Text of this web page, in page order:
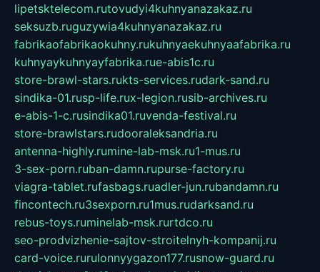
lipetsktelecom.rutovudyi4kuhnyanazakaz.ru
seksuzb.ruguzywia4kuhnyanazakaz.ru
fabrikaofabrikaokuhny.rukuhnyaekuhnyaafabrika.ru
kuhnyaykuhnyayfabrika.rue-abis1c.ru
store-brawl-stars.rukts-services.rudark-sand.ru
sindika-01.rusp-life.rux-legion.rusib-archives.ru
e-abis-1-c.rusindika01.ruvenda-festival.ru
store-brawlstars.rudooraleksandria.ru
antenna-highly.rumine-lab-msk.ru1-mus.ru
3-sex-porn.ruban-damn.rupurse-factory.ru
viagra-tablet.rufasbags.ruadler-jun.rubandamn.ru
fincontech.ru3sexporn.ru1mus.rudarksand.ru
rebus-toys.ruminelab-msk.rurtdco.ru
seo-prodvizhenie-sajtov-stroitelnyh-kompanij.ru
card-voice.rurulonnyygazon177.rusnow-guard.ru